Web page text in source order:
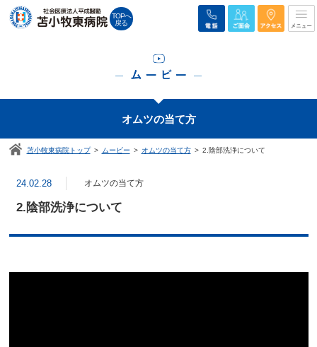
TOPへ
戻る
オムツの当て方
苫小牧東病院トップ ムービー オムツの当て方 2.陰部洗浄について
24.02.28 オムツの当て方
2.陰部洗浄について